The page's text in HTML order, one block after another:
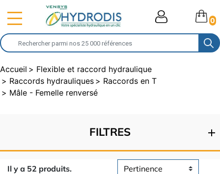
0
Accueil
Flexible et raccord hydraulique
Raccords hydrauliques
Raccords en T
Mâle - Femelle renversé
FILTRES
Il y a 52 produits.